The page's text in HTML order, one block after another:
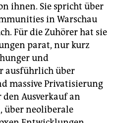
ihnen. Sie spricht über
in Warschau
Für die Zuhörer hat sie
parat, nur kurz
und
ausführlich über
massive Privatisierung
Ausverkauf an
über neoliberale